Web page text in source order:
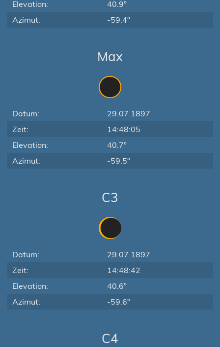
Elevation:
40.9°
Azimut:
-59.4°
Max
Datum:
29.07.1897
Zeit:
14:48:05
Elevation:
40.7°
Azimut:
-59.5°
C3
Datum:
29.07.1897
Zeit:
14:48:42
Elevation:
40.6°
Azimut:
-59.6°
C4